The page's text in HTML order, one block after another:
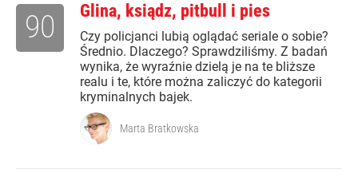
Glina, ksiądz, pitbull i pies
Czy policjanci lubią oglądać seriale o sobie?
Średnio. Dlaczego? Sprawdziliśmy. Z badań
wynika, że wyraźnie dzielą je na te bliższe
realu i te, które można zaliczyć do kategorii
kryminalnych bajek.
90
Marta Bratkowska